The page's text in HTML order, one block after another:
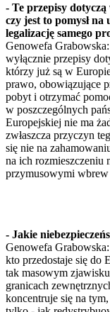
- Te przepisy
czy jest to pomysł
legalizację samego
Genowefa
wyłącznie przepisy
którzy już są w
prawo, obowiązujące
pobyt i otrzymać
w poszczególnych
Europejskiej nie ma
zwłaszcza przyczyn
się nie na
na ich rozmieszczeniu
przymusowymi
- Jakie
Genowefa
kto przedostaje się do
tak masowym
granicach
koncentruje się na